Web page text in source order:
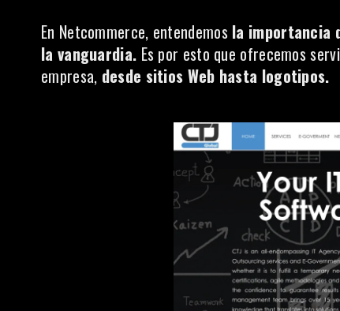
En Netcommerce, entendemos la importancia
la vanguardia. Es por esto que ofrecemos
empresa, desde sitios Web hasta logotipos.